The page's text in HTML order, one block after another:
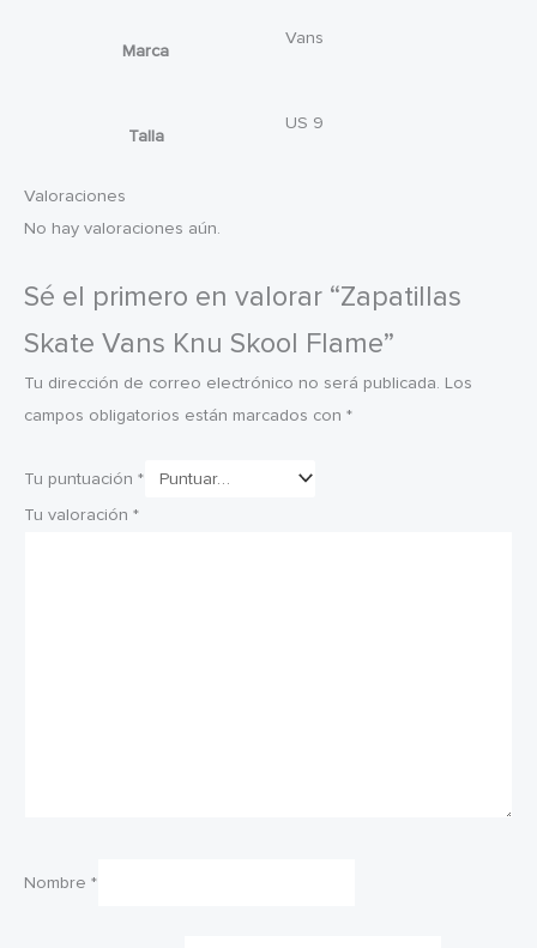
Marca
Vans
Talla
US 9
Valoraciones
No hay valoraciones aún.
Sé el primero en valorar “Zapatillas
Skate Vans Knu Skool Flame”
Tu dirección de correo electrónico no será publicada. Los
campos obligatorios están marcados con *
Tu puntuación *
Tu valoración *
Nombre *